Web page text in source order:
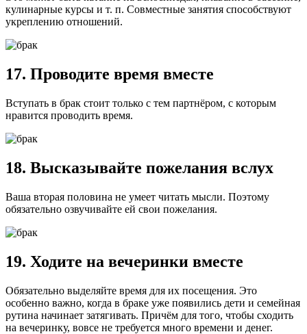
кулинарные курсы и т. п. Совместные занятия способствуют
укреплению отношений.
17. Проводите время вместе
Вступать в брак стоит только с тем партнёром, с которым
нравится проводить время.
18. Высказывайте пожелания вслух
Ваша вторая половина не умеет читать мысли. Поэтому
обязательно озвучивайте ей свои пожелания.
19. Ходите на вечеринки вместе
Обязательно выделяйте время для их посещения. Это
особенно важно, когда в браке уже появились дети и семейная
рутина начинает затягивать. Причём для того, чтобы сходить
на вечеринку, вовсе не требуется много времени и денег.